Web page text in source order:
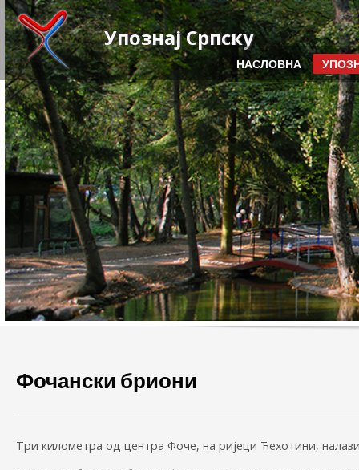
Упознај Српску
НАСЛОВНА
Фочански бриони
Три километра од центра Фоче, на ријеци Ћехотини,